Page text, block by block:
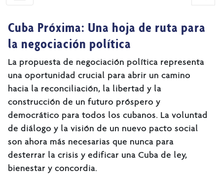
Cuba Próxima: Una hoja de ruta para
la negociación política
La propuesta de negociación política representa
una oportunidad crucial para abrir un camino
hacia la reconciliación, la libertad y la
construcción de un futuro próspero y
democrático para todos los cubanos. La voluntad
de diálogo y la visión de un nuevo pacto social
son ahora más necesarias que nunca para
desterrar la crisis y edificar una Cuba de ley,
bienestar y concordia.